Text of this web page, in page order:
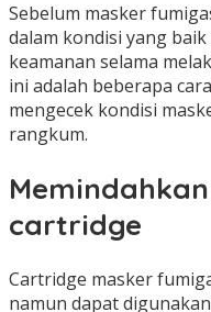
Sebelum masker
dalam kondisi yang
keamanan selama
ini adalah beberapa
mengecek kondisi
rangkum.
cartridge
Cartridge masker
namun dapat